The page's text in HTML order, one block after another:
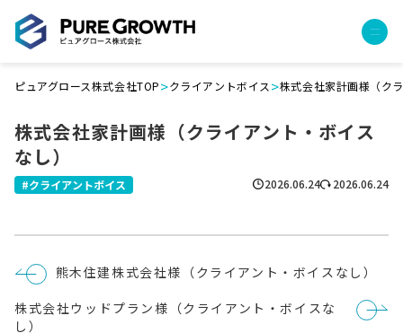
経営コンサルティング
広告運用代行
成功報酬型コストダウン
土地・顧客管理システム
事例
ピュアグロース株式会社TOP>クライアントボイス >株式会社家計画様（ク
株式会社家計画様（クライアント・ボイス
なし）
2026.06.24 2026.06.24
クライアントボイス
投
稿
ナ
ビ
ゲ
熊木住建株式会社様（クライアント・ボイスなし）
株式会社ウッドプラン様（クライアント・ボイスな
し）